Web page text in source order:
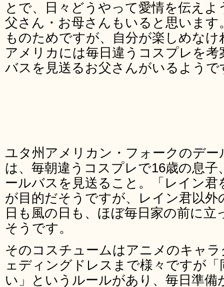
とで、日々どうやって愛情を伝え
父さん・お母さんもいると思いま
ものためですが、自分が楽しめな
アメリカには毎日違うコスプレを
バスを見送るお父さんがいるようで
ユタ州アメリカン・フォークのデ
は、毎朝違うコスプレで16歳の息
ールバスを見送ること。「レイン
が目的だそうですが、レイン君以外
日も風の日も、ほぼ毎日家の前に
そうです。
そのコスチュームはアニメのキャ
ェディングドレスまで様々ですが
い」というルールがあり、毎日準備